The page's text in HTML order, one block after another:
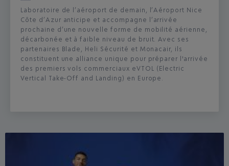
Laboratoire de l’aéroport de demain, l’Aéroport Nice
Côte d’Azur anticipe et accompagne l’arrivée
prochaine d’une nouvelle forme de mobilité aérienne,
décarbonée et à faible niveau de bruit. Avec ses
partenaires Blade, Heli Sécurité et Monacair, ils
constituent une alliance unique pour préparer l'arrivée
des premiers vols commerciaux eVTOL (Electric
Vertical Take-Off and Landing) en Europe.